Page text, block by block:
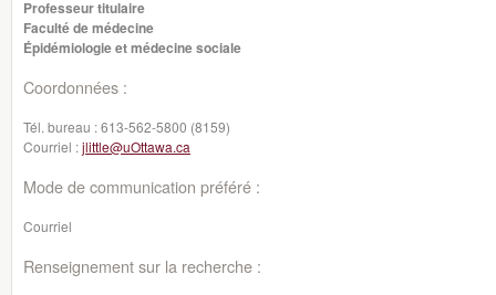
Professeur titulaire
Faculté de médecine
Épidémiologie et médecine sociale
Coordonnées :
Tél. bureau :613-562-5800 (8159)
Courriel :jlittle@uOttawa.ca
Mode de communication préféré :
Courriel
Renseignement sur la recherche :